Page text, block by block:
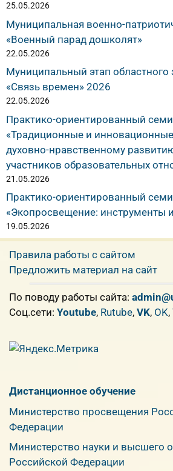
25.05.2026
Муниципальная военно-
«Военный парад дошколят»
22.05.2026
Муниципальный этап областного
«Связь времен» 2026
22.05.2026
Практико-ориентированный
«Традиционные и
духовно-нравственному
участников образовательных
21.05.2026
Практико-ориентированный
«Экопросвещение: инструменты
19.05.2026
Правила работы с сайтом
Предложить материал на сайт
По поводу работы сайта:
Cоц.сети: Youtube, Rutube, VK, OK,
Дистанционное обучение
Министерство просвещения
Федерации
Министерство науки и высшего
Российской Федерации